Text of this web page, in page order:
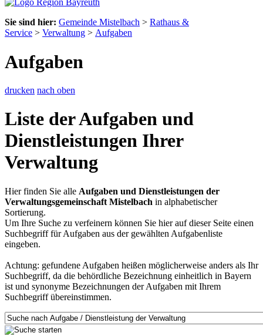
Sie sind hier: Gemeinde Mistelbach > Rathaus &
Service > Verwaltung > Aufgaben
Aufgaben
drucken nach oben
Liste der Aufgaben und
Dienstleistungen Ihrer
Verwaltung
Hier finden Sie alle Aufgaben und Dienstleistungen der
Verwaltungsgemeinschaft Mistelbach in alphabetischer
Sortierung.
Um Ihre Suche zu verfeinern können Sie hier auf dieser Seite einen
Suchbegriff für Aufgaben aus der gewählten Aufgabenliste
eingeben.
Achtung: gefundene Aufgaben heißen möglicherweise anders als Ihr
Suchbegriff, da die behördliche Bezeichnung einheitlich in Bayern
ist und synonyme Bezeichnungen der Aufgaben mit Ihrem
Suchbegriff übereinstimmen.